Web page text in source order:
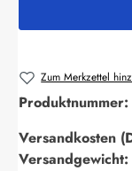
Zum Merkzettel
Produktnummer:
Versandkosten
Versandgewicht: